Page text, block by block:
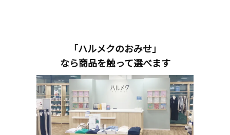
「ハルメクのおみせ」
なら商品を触って選べます